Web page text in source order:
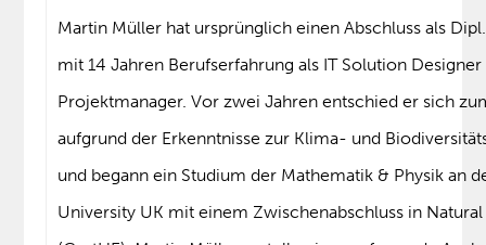
Martin Müller hat ursprünglich einen Abschluss als
mit 14 Jahren Berufserfahrung als IT Solution Designer
Projektmanager. Vor zwei Jahren entschied er sich
aufgrund der Erkenntnisse zur Klima- und
und begann ein Studium der Mathematik & Physik an
University UK mit einem Zwischenabschluss in